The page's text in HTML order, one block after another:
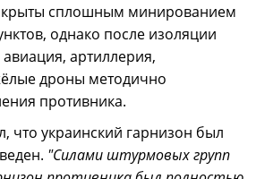
сплошным минированием
однако после изоляции
артиллерия,
дроны методично
противника.
что украинский гарнизон был
"Силами штурмовых групп